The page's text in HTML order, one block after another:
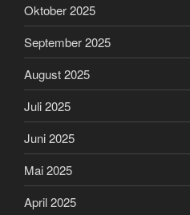
Oktober 2025
September 2025
August 2025
Juli 2025
Juni 2025
Mai 2025
April 2025